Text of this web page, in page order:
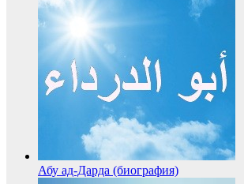
Абу ад-Дарда (биография)